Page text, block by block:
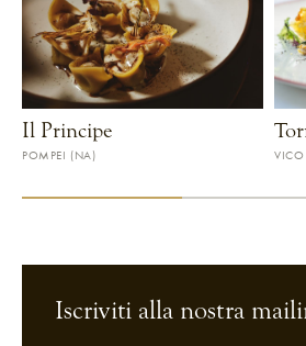
Il Principe
POMPEI (NA)
VICO
Iscriviti alla nostra